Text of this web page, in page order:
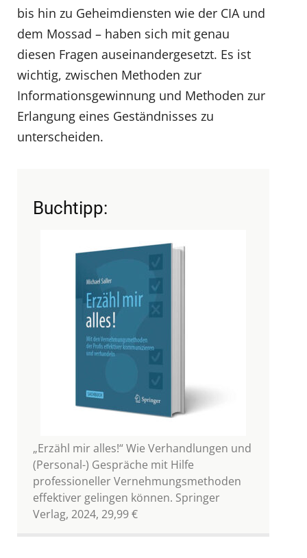
bis hin zu Geheimdiensten wie der CIA und
dem Mossad – haben sich mit genau
diesen Fragen auseinandergesetzt. Es ist
wichtig, zwischen Methoden zur
Informationsgewinnung und Methoden zur
Erlangung eines Geständnisses zu
unterscheiden.
Buchtipp:
„Erzähl mir alles!“ Wie Verhandlungen und
(Personal-) Gespräche mit Hilfe
professioneller Vernehmungsmethoden
effektiver gelingen können. Springer
Verlag, 2024, 29,99 €